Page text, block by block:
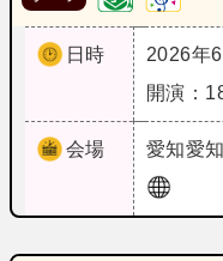
日時
2026年
開演：
会場 愛知愛